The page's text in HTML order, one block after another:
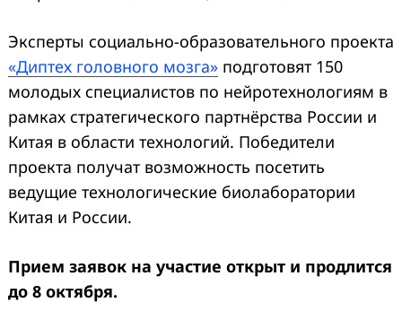
Эксперты социально-образовательного проекта
«Диптех головного мозга» подготовят 150
молодых специалистов по нейротехнологиям в
рамках стратегического партнёрства России и
Китая в области технологий. Победители
проекта получат возможность посетить
ведущие технологические биолаборатории
Китая и России.
Прием заявок на участие открыт и продлится
до 8 октября.